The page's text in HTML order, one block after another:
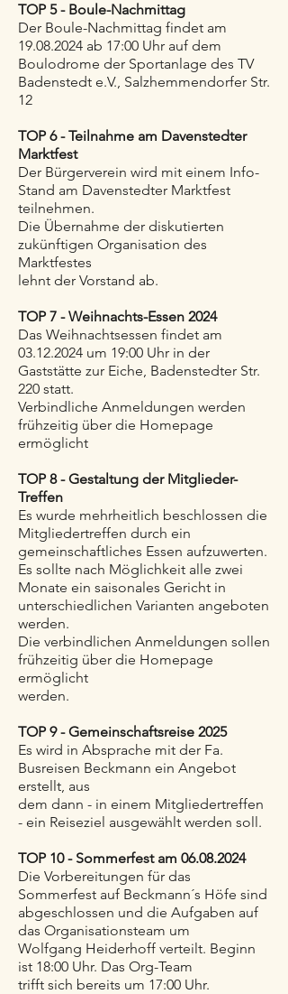
TOP 5 - Boule-Nachmittag
Der Boule-Nachmittag findet am
19.08.2024 ab 17:00 Uhr auf dem
Boulodrome der Sportanlage des TV
Badenstedt e.V., Salzhemmendorfer Str.
12
TOP 6 - Teilnahme am Davenstedter
Marktfest
Der Bürgerverein wird mit einem Info-
Stand am Davenstedter Marktfest
teilnehmen.
Die Übernahme der diskutierten
zukünftigen Organisation des
Marktfestes
lehnt der Vorstand ab.
TOP 7 - Weihnachts-Essen 2024
Das Weihnachtsessen findet am
03.12.2024 um 19:00 Uhr in der
Gaststätte zur Eiche, Badenstedter Str.
220 statt.
Verbindliche Anmeldungen werden
frühzeitig über die Homepage
ermöglicht
TOP 8 - Gestaltung der Mitglieder-
Treffen
Es wurde mehrheitlich beschlossen die
Mitgliedertreffen durch ein
gemeinschaftliches Essen aufzuwerten.
Es sollte nach Möglichkeit alle zwei
Monate ein saisonales Gericht in
unterschiedlichen Varianten angeboten
werden.
Die verbindlichen Anmeldungen sollen
frühzeitig über die Homepage
ermöglicht
werden.
TOP 9 - Gemeinschaftsreise 2025
Es wird in Absprache mit der Fa.
Busreisen Beckmann ein Angebot
erstellt, aus
dem dann - in einem Mitgliedertreffen
- ein Reiseziel ausgewählt werden soll.
TOP 10 - Sommerfest am 06.08.2024
Die Vorbereitungen für das
Sommerfest auf Beckmann´s Höfe sind
abgeschlossen und die Aufgaben auf
das Organisationsteam um
Wolfgang Heiderhoff verteilt. Beginn
ist 18:00 Uhr. Das Org-Team
trifft sich bereits um 17:00 Uhr.